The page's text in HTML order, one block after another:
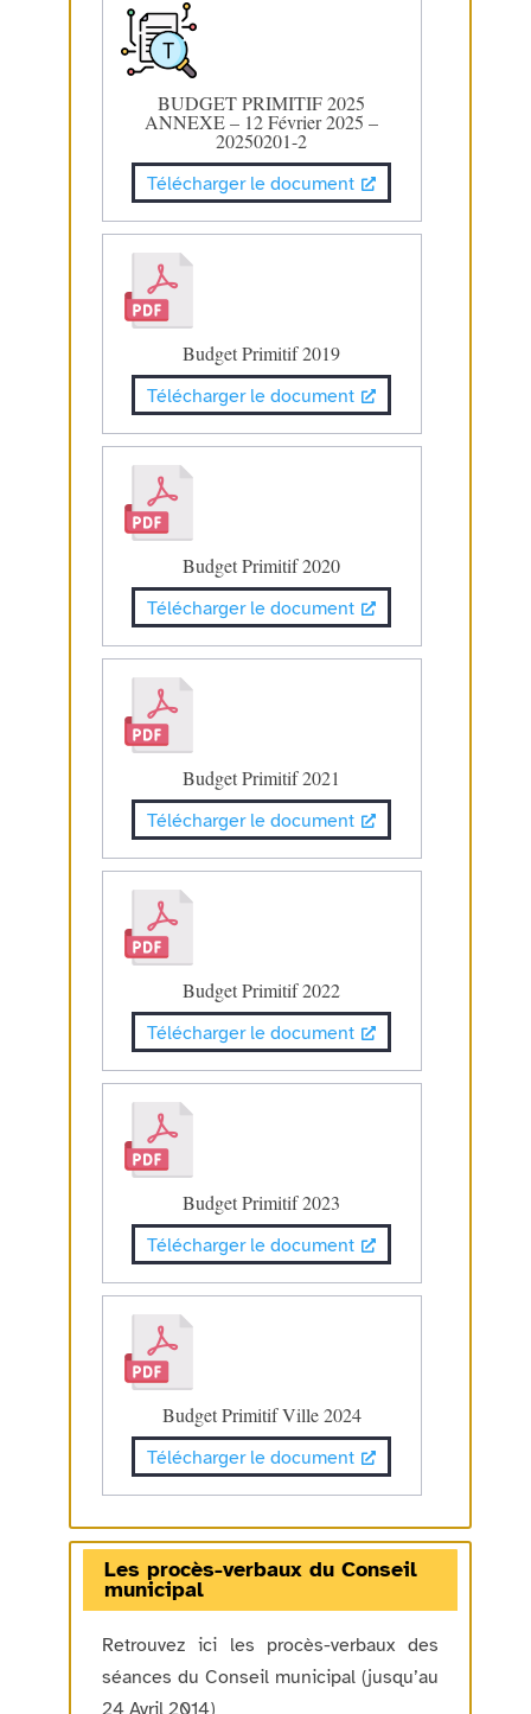
BUDGET PRIMITIF 2025
ANNEXE – 12 Février 2025 –
20250201-2
Télécharger le document
Budget Primitif 2019
Télécharger le document
Budget Primitif 2020
Télécharger le document
Budget Primitif 2021
Télécharger le document
Budget Primitif 2022
Télécharger le document
Budget Primitif 2023
Télécharger le document
Budget Primitif Ville 2024
Télécharger le document
Les procès-verbaux du Conseil
municipal
Retrouvez ici les procès-verbaux des
séances du Conseil municipal (jusqu’au
24 Avril 2014)